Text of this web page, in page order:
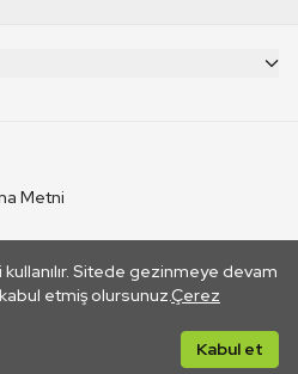
Sitede gezinmeye devam
etmiş olursunuz.Çerez
Kabul et
Metni
Bağlantı yoluyla gidilen dış